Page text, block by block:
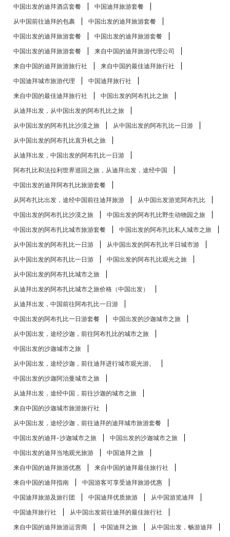
中国出发的迪拜酒店套餐
中国迪拜旅游套餐
从中国前往迪拜的包裹
中国出发的迪拜旅游套餐
中国出发的迪拜旅游套餐
中国出发的迪拜旅游套餐
中国出发的迪拜旅游套餐
来自中国的迪拜旅游代理公司
来自中国的迪拜旅游旅行社
来自中国的最佳迪拜旅行社
中国迪拜城市旅游代理
中国迪拜旅行社
来自中国的最佳迪拜旅行社
中国出发的阿布扎比​​之旅
从迪拜出发，从中国出发的阿布扎比​​之旅
从中国出发的阿布扎比​​沙漠之旅
从中国出发的阿布扎比​​一日游
从中国出发的阿布扎比​​直升机之旅
从迪拜出发，中国出发的阿布扎比​​一日游
阿布扎比和法拉利世界巡回之旅，从迪拜出发，途经中国
中国出发的迪拜阿布扎比旅游套餐
从阿布扎比出发，途经中国前往迪拜旅游
从中国出发游览阿布扎比
中国出发的阿布扎比​​沙漠之旅
中国出发的阿布扎比​​野生动物园之旅
中国出发的阿布扎比​​城市旅游套餐
中国出发的阿布扎比​​私人城市之旅
从中国出发的阿布扎比​​一日游
从中国出发的阿布扎比​​半日城市游
从中国出发的阿布扎比​​一日游
中国出发的阿布扎比​​观光之旅
从中国出发的阿布扎比​​城市之旅
从迪拜出发的阿布扎比​​城市之旅价格（中国出发）
从迪拜出发，中国前往阿布扎比一日游
中国出发的阿布扎比​​一日游套餐
中国出发的沙迦城市之旅
从中国出发，途经沙迦，前往阿布扎比的城市之旅
中国出发的沙迦城市之旅
从中国出发，途经沙迦，前往迪拜进行城市观光游。
中国出发的沙迦阿治曼城市之旅
从迪拜出发，途经中国，前往沙迦的城市之旅
来自中国的沙迦城市旅游旅行社
从中国出发，途经沙迦，前往迪拜的迪拜城市旅游套餐
中国出发的迪拜-沙迦城市之旅
中国出发的沙迦城市之旅
中国出发的迪拜当地观光旅游
中国迪拜之旅
来自中国的迪拜旅游优惠
来自中国的迪拜最佳旅行社
来自中国的迪拜指南
中国游客可享受迪拜旅游优惠
中国迪拜旅游及旅行团
中国迪拜优质旅游
从中国游览迪拜
中国迪拜旅行社
从中国出发前往迪拜的最佳旅行社
来自中国的迪拜旅游运营商
中国迪拜之旅
从中国出发，畅游迪拜